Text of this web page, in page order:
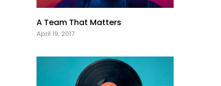
A Team That Matters
April 19, 2017